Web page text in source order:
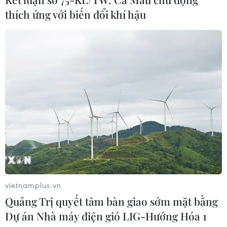
30/07/2026 08:24
Trao tặng 10 gia đình khó khăn điều
trị vô sinh hiếm muộn miễn phí 100%
30/07/2026 07:37
thích ứng với biến đổi khí hậu
vietnamplus.vn
Quảng Trị quyết tâm bàn giao sớm mặt bằng
Dự án Nhà máy điện gió LIG-Hướng Hóa 1